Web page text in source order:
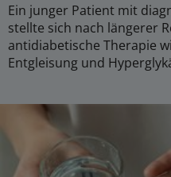
Ein junger Patient mit
stellte sich nach längerer
antidiabetische Therapie
Entgleisung und